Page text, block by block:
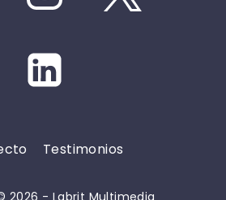
Testimonios
2026 - Labrit Multimedia